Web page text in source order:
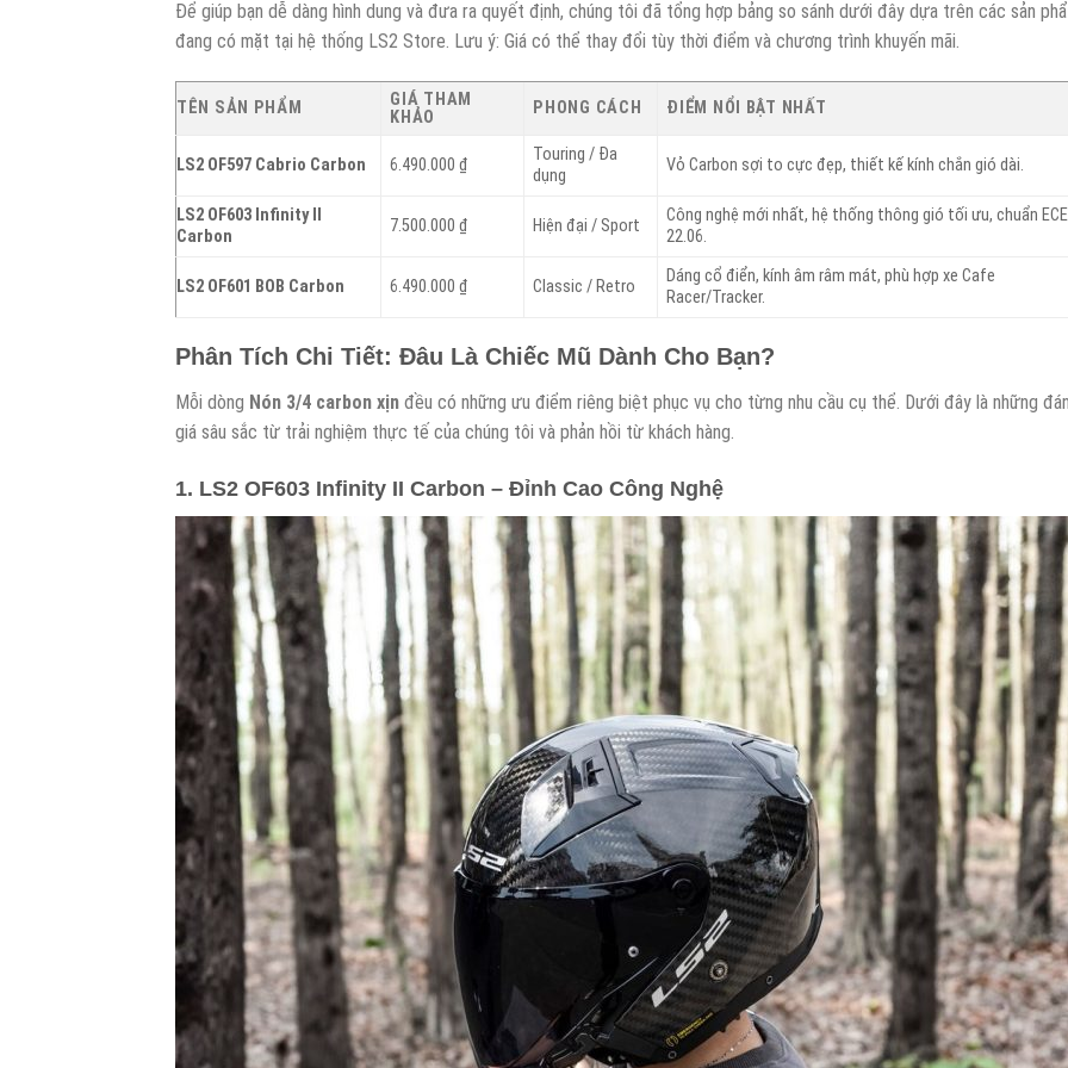
Để giúp bạn dễ dàng hình dung và đưa ra quyết định, chúng tôi đã tổng hợp bảng so sánh dưới đây dựa trên các sản
đang có mặt tại hệ thống LS2 Store. Lưu ý: Giá có thể thay đổi tùy thời điểm và chương trình khuyến mãi.
TÊN SẢN PHẨM
GIÁ THAM
KHẢO
PHONG CÁCH ĐIỂM NỔI BẬT NHẤT
LS2 OF597 Cabrio Carbon 6.490.000 ₫
Touring / Đa
dụng
Vỏ Carbon sợi to cực đẹp, thiết kế kính chắn gió dài.
LS2 OF603 Infinity II
Carbon
7.500.000 ₫ Hiện đại / Sport
Công nghệ mới nhất, hệ thống thông gió tối ưu, chuẩn ECE
22.06.
LS2 OF601 BOB Carbon 6.490.000 ₫ Classic / Retro
Dáng cổ điển, kính âm râm mát, phù hợp xe Cafe
Racer/Tracker.
Phân Tích Chi Tiết: Đâu Là Chiếc Mũ Dành Cho Bạn?
Mỗi dòng Nón 3/4 carbon xịn đều có những ưu điểm riêng biệt phục vụ cho từng nhu cầu cụ thể. Dưới đây là những
giá sâu sắc từ trải nghiệm thực tế của chúng tôi và phản hồi từ khách hàng.
1. LS2 OF603 Infinity II Carbon – Đỉnh Cao Công Nghệ